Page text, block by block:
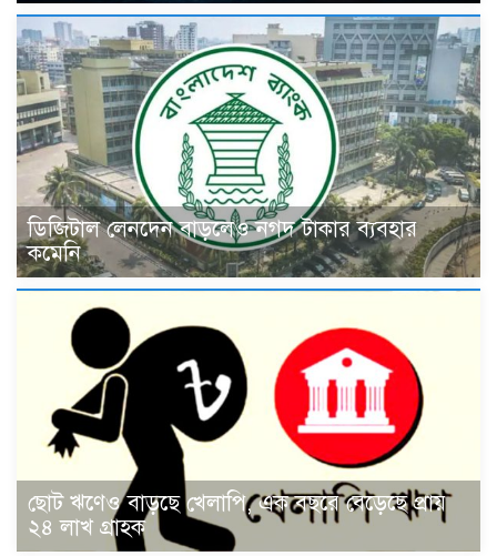
ডিজিটাল লেনদেন বাড়লেও নগদ টাকার ব্যবহার
কমেনি
ছোট ঋণেও বাড়ছে খেলাপি, এক বছরে বেড়েছে প্রায়
২৪ লাখ গ্রাহক